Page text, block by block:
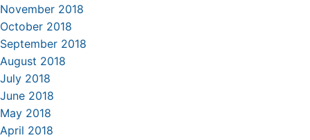
November 2018
October 2018
September 2018
August 2018
July 2018
June 2018
May 2018
April 2018